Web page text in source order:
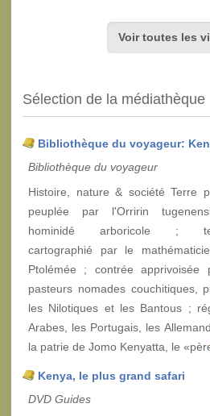
Voir toutes les
Sélection de la médiathèque
Bibliothèque du voyageur:
Bibliothèque du voyageur
Histoire, nature & société Terre
peuplée par l'Orririn
hominidé arboricole ;
cartographié par le
Ptolémée ; contrée apprivoisée
pasteurs nomades couchitiques,
les Nilotiques et les Bantous ;
Arabes, les Portugais, les
la patrie de Jomo Kenyatta, le
Kenya, le plus grand safari
DVD Guides